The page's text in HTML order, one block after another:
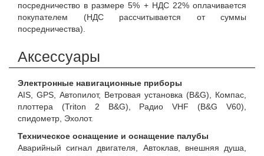
посредничество в размере 5% + НДС 22% оплачивается
покупателем (НДС рассчитывается от суммы
посредничества).
Аксессуары
Электронные навигационные приборы
AIS, GPS, Автопилот, Ветровая установка (B&G), Компас,
плоттера (Triton 2 B&G), Радио VHF (B&G V60),
спидометр, Эхолот.
Техническое оснащение и оснащение палубы
Аварийный сигнал двигателя, Автоклав, внешняя душа,